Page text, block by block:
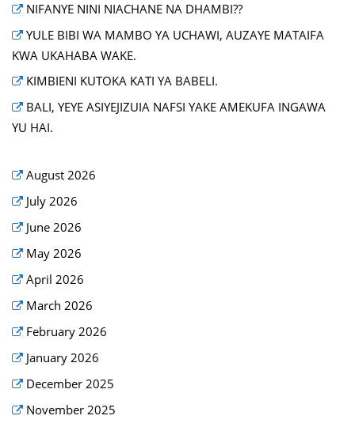
NIFANYE NINI NIACHANE NA DHAMBI??
YULE BIBI WA MAMBO YA UCHAWI, AUZAYE MATAIFA
KWA UKAHABA WAKE.
KIMBIENI KUTOKA KATI YA BABELI.
BALI, YEYE ASIYEJIZUIA NAFSI YAKE AMEKUFA INGAWA
YU HAI.
August 2026
July 2026
June 2026
May 2026
April 2026
March 2026
February 2026
January 2026
December 2025
November 2025